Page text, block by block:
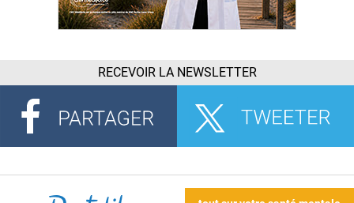
RECEVOIR LA NEWSLETTER